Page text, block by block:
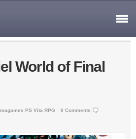
World of Final
PS Vita RPG 0 Comments